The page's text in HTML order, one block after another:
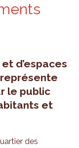
d’espaces
le public
et
des